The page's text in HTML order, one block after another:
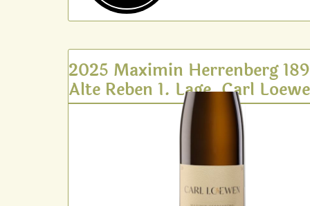
2025 Maximin Herrenberg
Alte Reben 1. Lage, Carl